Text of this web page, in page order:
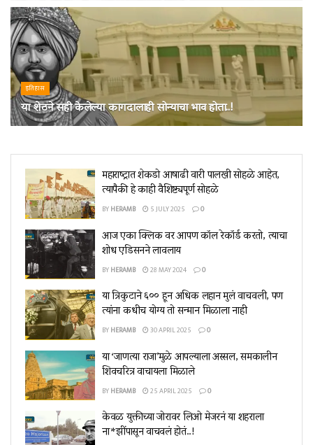
11 DECEMBER 2024
इतिहास
या शेठने सही केलेल्या कागदालाही सोन्याचा भाव होता..!
महाराष्ट्रात शेकडो आषाढी वारी पालखी सोहळे आहेत,
त्यापैकी हे काही वैशिष्ट्यपूर्ण सोहळे
BYHERAMB 5 JULY 2025 0
आज एका क्लिक वर आपण कॉल रेकॉर्ड करतो, त्याचा
शोध एडिसनने लावलाय
BYHERAMB 28 MAY 2024 0
या त्रिकुटाने ६०० हून अधिक लहान मुलं वाचवली, पण
त्यांना कधीच योग्य तो सन्मान मिळाला नाही
BYHERAMB 30 APRIL 2025 0
या ‘जाणत्या राजा’मुळे आपल्याला अस्सल, समकालीन
शिवचरित्र वाचायला मिळाले
BYHERAMB 25 APRIL 2025 0
केवळ युक्तीच्या जोरावर लिओ मेजरनं या शहराला
ना*झींपासून वाचवलं होतं..!